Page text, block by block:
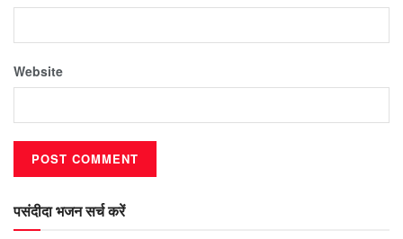
Website
पसंदीदा भजन सर्च करें